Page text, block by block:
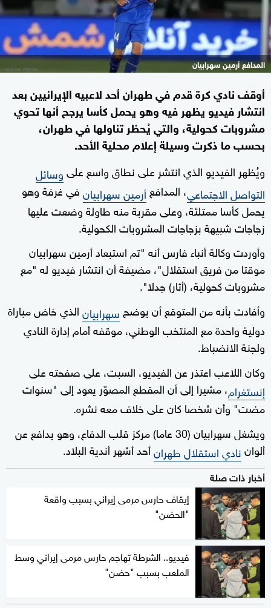
المدافع أرمين سهرابيان
أوقف نادي كرة قدم في طهران أحد لاعبيه الإيرانيين بعد
انتشار فيديو يظهر فيه وهو يحمل كأسا يرجح أنها تحوي
مشروبات كحولية، والتي يُحظر تناولها في طهران،
بحسب ما ذكرت وسيلة إعلام محلية الأحد.
ويُظهر الفيديو الذي انتشر على نطاق واسع علىوسائل
التواصل الاجتماعي، المدافعأرمين سهرابيانفي غرفة وهو
يحمل كأسا ممتلئة، وعلى مقربة منه طاولة وضعت عليها
زجاجات شبيهة بزجاجات المشروبات الكحولية.
وأوردت وكالة أنباء فارس أنه "تم استبعاد أرمين سهرابيان
موقتا من فريق استقلال"، مضيفة أن انتشار فيديو له "مع
مشروبات كحولية، (أثار) جدلا".
وأفادت بأنه من المتوقع أن يوضح سهرابيانالذي خاض مباراة
دولية واحدة مع المنتخب الوطني، موقفه أمام إدارة النادي
ولجنة الانضباط.
وكان اللاعب اعتذر عن الفيديو، السبت، على صفحته على
إنستغرام، مشيرا إلى أن المقطع المصوّر يعود إلى "سنوات
مضت" وأن شخصا كان على خلاف معه نشره.
ويشغل سهرابيان (30 عاما) مركز قلب الدفاع، وهو يدافع عن
ألواننادي استقلال طهرانأحد أشهر أندية البلاد.
أخبار ذات صلة
إيقاف حارس مرمى إيراني بسبب واقعة
"الحضن"
فيديو.. الشرطة تهاجم حارس مرمى إيراني وسط
الملعب بسبب "حضن"